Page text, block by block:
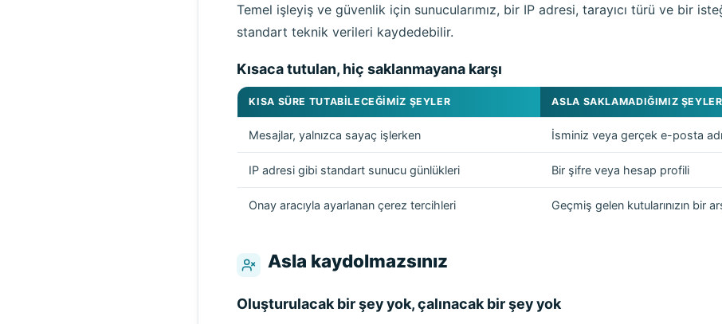
Temel işleyiş ve güvenlik için sunucularımız, bir IP adresi, tarayıcı türü ve bir
standart teknik verileri kaydedebilir.
Kısaca tutulan, hiç saklanmayana karşı
KISA SÜRE TUTABILECEĞIMIZ ŞEYLER ASLA SAKLAMADIĞIMIZ ŞEYLER
Mesajlar, yalnızca sayaç işlerken İsminiz veya gerçek e-posta
IP adresi gibi standart sunucu günlükleri Bir şifre veya hesap profili
Onay aracıyla ayarlanan çerez tercihleri Geçmiş gelen kutularınızın bir
Asla kaydolmazsınız
Oluşturulacak bir şey yok, çalınacak bir şey yok